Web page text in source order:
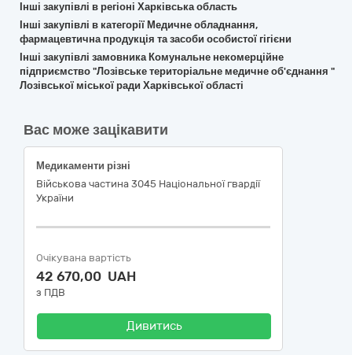
Інші закупівлі в регіоні Харківська область
Інші закупівлі в категорії Медичне обладнання,
фармацевтична продукція та засоби особистої гігієни
Інші закупівлі замовника Комунальне некомерційне
підприємство "Лозівське територіальне медичне об'єднання "
Лозівської міської ради Харківської області
Вас може зацікавити
Медикаменти різні
Військова частина 3045 Національної гвардії
України
Очікувана вартість
42 670,00 UAH
з ПДВ
Дивитись